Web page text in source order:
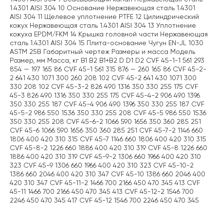
1.4301 AISI 304 10 Основание Нержавеющая сталь 1.4301
AISI 304 11 Щелевое уплотнение PTFE 12 Цилиндрический
кожух Нержавеющая сталь 1.4301 AISI 304 13 Уплотнение
кожуха EPDM/FKM 14 Крышка головной части Нержавеющая
сталь 1.4301 AISI 304 15 Плита-основание Чугун EN-JL 1030
ASTM 25B Габаритный чертеж Размеры и масса Модель
Размер, мм Масса, кг B1 B2 B1+B2 D D1 D2 CVF 45-1-1 561 293
854 — 197 165 86 CVF 45-1 561 315 876 — 260 165 86 CVF 45-2-
2 641 430 1071 300 260 208 102 CVF 45-2 641 430 1071 300
330 208 102 CVF 45-3-2 826 490 1316 350 330 255 175 CVF
45-3 826 490 1316 350 330 255 175 CVF 45-4-2 906 490 1396
350 330 255 187 CVF 45-4 906 490 1396 350 330 255 187 CVF
45-5-2 986 550 1536 350 330 255 208 CVF 45-5 986 550 1536
350 330 255 208 CVF 45-6-2 1066 590 1656 350 360 285 251
CVF 45-6 1066 590 1656 350 360 285 251 CVF 45-7-2 1146 660
1806 400 420 310 315 CVF 45-7 1146 660 1806 400 420 310 315
CVF 45-8-2 1226 660 1886 400 420 310 319 CVF 45-8 1226 660
1886 400 420 310 319 CVF 45-9-2 1306 660 1966 400 420 310
323 CVF 45-9 1306 660 1966 400 420 310 323 CVF 45-10-2
1386 660 2046 400 420 310 347 CVF 45-10 1386 660 2046 400
420 310 347 CVF 45-11-2 1466 700 2166 450 470 345 413 CVF
45-11 1466 700 2166 450 470 345 413 CVF 45-12-2 1546 700
2246 450 470 345 417 CVF 45-12 1546 700 2246 450 470 345